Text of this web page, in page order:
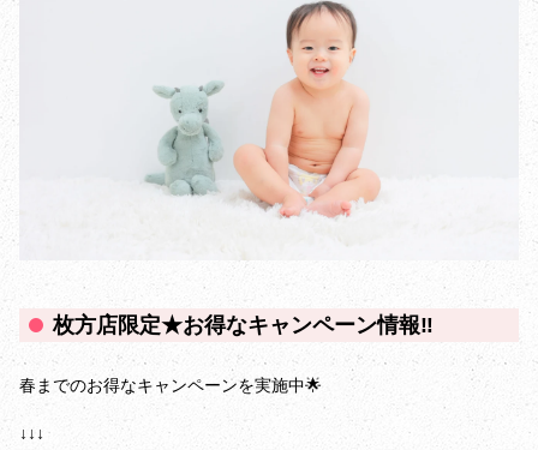
枚方店限定★お得なキャンペーン情報‼️
春までのお得なキャンペーンを実施中🌟
↓↓↓